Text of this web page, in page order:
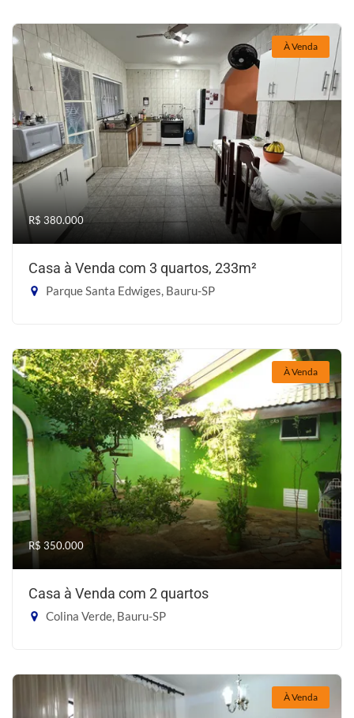
À Venda
R$ 380.000
Casa à Venda com 3 quartos, 233m²
Parque Santa Edwiges, Bauru-SP
À Venda
R$ 350.000
Casa à Venda com 2 quartos
Colina Verde, Bauru-SP
À Venda